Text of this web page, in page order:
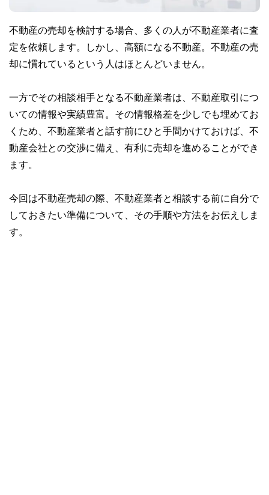
不動産の売却を検討する場合、多くの人が不動産業者に査
定を依頼します。しかし、高額になる不動産。不動産の売
却に慣れているという人はほとんどいません。
一方でその相談相手となる不動産業者は、不動産取引につ
いての情報や実績豊富。その情報格差を少しでも埋めてお
くため、不動産業者と話す前にひと手間かけておけば、不
動産会社との交渉に備え、有利に売却を進めることができ
ます。
今回は不動産売却の際、不動産業者と相談する前に自分で
しておきたい準備について、その手順や方法をお伝えしま
す。